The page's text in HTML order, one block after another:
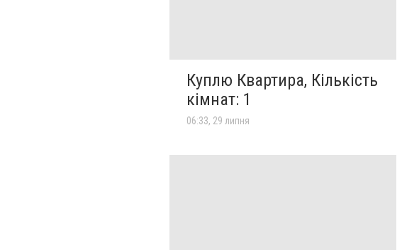
Куплю Квартира, Кількість
кімнат: 1
06:33, 29 липня